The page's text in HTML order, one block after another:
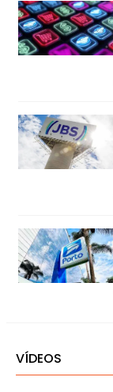
VÍDEOS